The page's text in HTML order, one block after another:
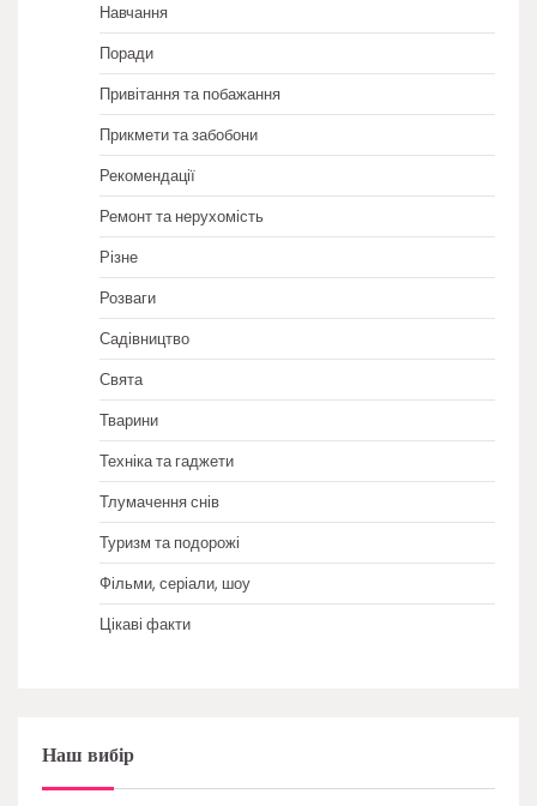
Навчання
Поради
Привітання та побажання
Прикмети та забобони
Рекомендації
Ремонт та нерухомість
Різне
Розваги
Садівництво
Свята
Тварини
Техніка та гаджети
Тлумачення снів
Туризм та подорожі
Фільми, серіали, шоу
Цікаві факти
Наш вибір